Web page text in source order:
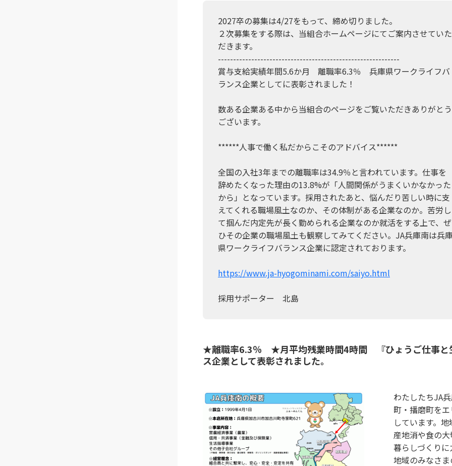
2027卒の募集は4/27をもって、締め切りました。
２次募集をする際は、当組合ホームページにてご案内させていた
だきます。
------------------------------------------------------------
賞与支給実績年間5.6か月 離職率6.3％ 兵庫県ワークライフバ
ランス企業としてに表彰されました！
数ある企業ある中から当組合のページをご覧いただきありがとう
ございます。
******人事で働く私だからこそのアドバイス******
全国の入社3年までの離職率は34.9％と言われています。仕事を
辞めたくなった理由の13.8%が「人間関係がうまくいかなかった
から」となっています。採用されたあと、悩んだり苦しい時に支
えてくれる職場風土なのか、その体制がある企業なのか。苦労し
て掴んだ内定先が長く勤められる企業なのか就活をする上で、ぜ
ひその企業の職場風土も観察してみてください。JA兵庫南は兵
県ワークライフバランス企業に認定されております。
https://www.ja-hyogominami.com/saiyo.html
採用サポーター 北島
★離職率6.3％ ★月平均残業時間4時間 『ひょうご仕事と
ス企業として表彰されました。
わたしたちJA
町・播磨町を
しています。
産地消や食の
暮らしづくり
地域のみなさ